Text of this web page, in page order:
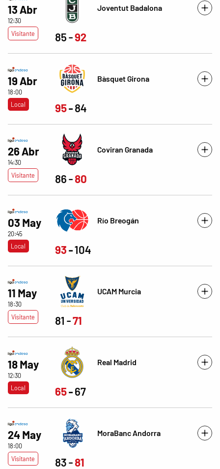
13 Abr
12:30
Visitante
Joventut Badalona
85 92
19 Abr
18:00
Local
Bàsquet Girona
95 84
26 Abr
14:30
Visitante
Coviran Granada
86 80
03 May
20:45
Local
Río Breogán
93 104
11 May
18:30
Visitante
UCAM Murcia
81 71
18 May
12:30
Local
Real Madrid
65 67
24 May
18:00
Visitante
MoraBanc Andorra
83 81